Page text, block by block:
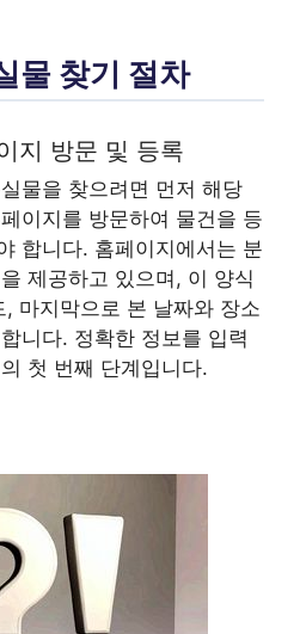
물 찾기 절차
지 방문 및 등록
물을 찾으려면 먼저 해당
이지를 방문하여 물건을 등
합니다. 홈페이지에서는 분
제공하고 있으며, 이 양식
마지막으로 본 날짜와 장소
니다. 정확한 정보를 입력
첫 번째 단계입니다.